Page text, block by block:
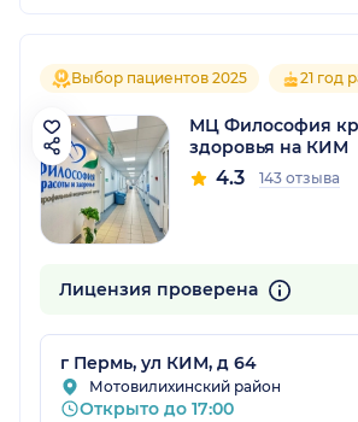
Выбор пациентов 2025 21 год
МЦ Философия
здоровья на КИМ
4.3 143 отзыва
Лицензия проверена
г Пермь, ул КИМ, д 64
Мотовилихинский район
Открыто до 17:00